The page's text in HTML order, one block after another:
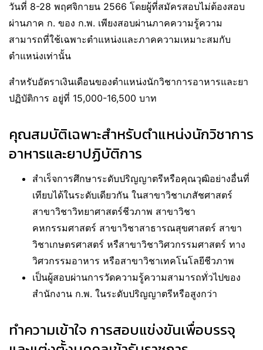
วันที่ 8-28 พฤศจิกายน 2566 โดยผู้ที่สมัครสอบไม่ต้องสอบ
ผ่านภาค ก. ของ ก.พ. เพียงสอบผ่านภาคความรู้ความ
สามารถที่ใช้เฉพาะตำแหน่งและภาคความเหมาะสมกับ
ตำแหน่งเท่านั้น
สำหรับอัตราเงินเดือนของตำแหน่งนักวิชาการอาหารและยา
ปฏิบัติการ อยู่ที่ 15,000-16,500 บาท
คุณสมบัติเฉพาะสำหรับตำแหน่งนักวิชาการ
อาหารและยาปฏิบัติการ
สำเร็จการศึกษาระดับปริญญาตรีหรือคุณวุฒิอย่างอื่นที่
เทียบได้ในระดับเดียวกัน ในสาขาวิชาเภสัชศาสตร์
สาขาวิชาวิทยาศาสตร์ชีวภาพ สาขาวิชา
คหกรรมศาสตร์ สาขาวิชาสาธารณสุขศาสตร์ สาขา
วิชาเกษตรศาสตร์ หรืสาขาวิชาวิศวกรรมศาสตร์ ทาง
วิศวกรรมอาหาร หรือสาขาวิชาเทคโนโลยีชีวภาพ
เป็นผู้สอบผ่านการวัดความรู้ความสามารถทั่วไปของ
สำนักงาน ก.พ. ในระดับปริญญาตรีหรือสูงกว่า
ทำความเข้าใจ การสอบแข่งขันเพื่อบรรจุ